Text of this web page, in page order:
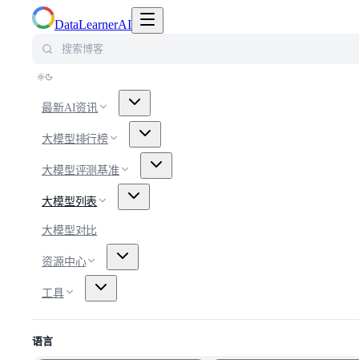
DataLearnerAI
最新AI资讯
大模型排行榜
大模型评测基准
大模型列表
大模型对比
资源中心
工具
语言